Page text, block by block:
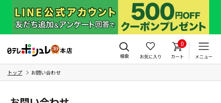
検索 お気に入り
0
カート メニュー
トップ お問い合わせ